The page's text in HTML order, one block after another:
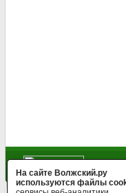
На сайте Волжский.ру
используются файлы